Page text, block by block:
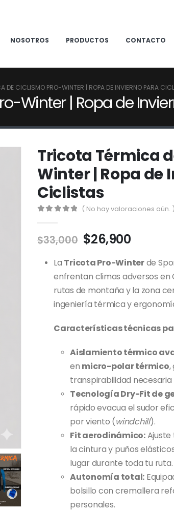
NOSOTROS PRODUCTOS CONTACTO
DE CICLISMO PRO-WINTER | ROPA DE INVIERNO PARA
Winter | Ropa de
Tricota Térmica
Winter | Ropa de
Ciclistas
( No hay valoraciones aún. )
$33,000 El
precio
original
era:
$33,000.
$26,900El
actual
es:
La Tricota Pro-Winterde
enfrentan climas adversos en
rutas de montaña y la zona
ingeniería térmica y
Características técnicas
Aislamiento térmico
en micro-polar térmico,
transpirabilidad
Tecnología Dry-Fit de
rápido evacua el sudor
por viento (windchill).
Fit aerodinámico:Ajuste
la cintura y puños
lugar durante toda tu ruta.
Autonomía total:
bolsillo con cremallera
personales.